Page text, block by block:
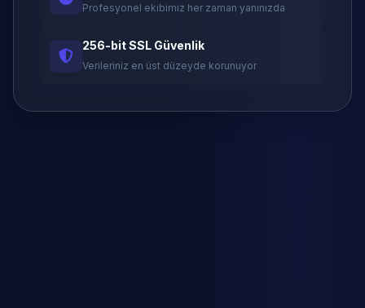
Profesyonel ekibimiz her zaman yanınızda
256-bit SSL Güvenlik
Verileriniz en üst düzeyde korunuyor